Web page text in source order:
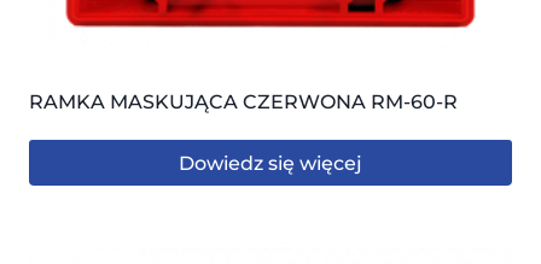
RAMKA MASKUJĄCA CZERWONA RM-60-R
Dowiedz się więcej